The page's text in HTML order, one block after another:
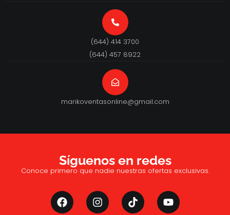
(644) 414 3700
(644) 457 8922
marikoventasonline@gmail.com
Síguenos en redes
Conoce primero que nadie nuestras ofertas exclusivas.